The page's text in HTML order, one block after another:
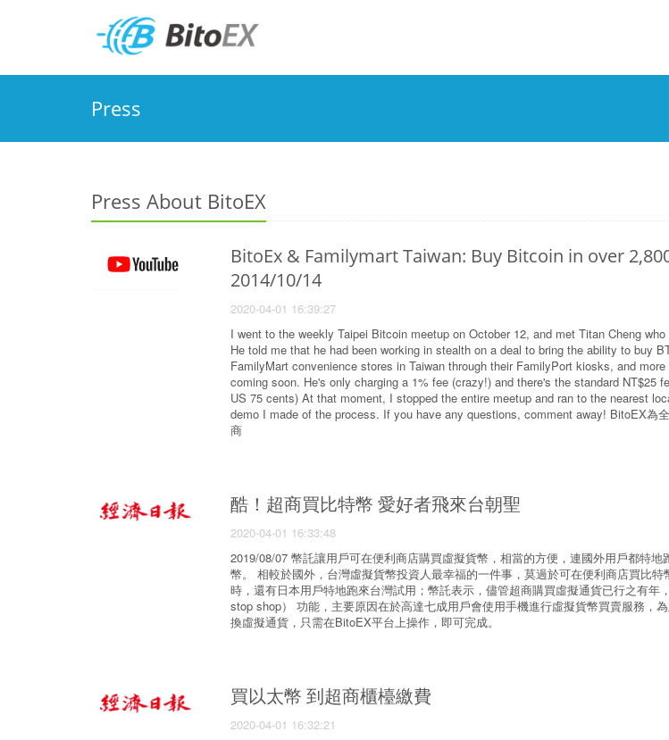
Press
Press About BitoEX
BitoEx & Familymart Taiwan: Buy Bitcoin in over
2014/10/14
2020-04-01 16:39:27
I went to the weekly Taipei Bitcoin meetup on October 12, and met Titan Cheng
He told me that he had been working in stealth on a deal to bring the ability to buy
FamilyMart convenience stores in Taiwan through their FamilyPort kiosks, and
coming soon. He's only charging a 1% fee (crazy!) and there's the standard NT$25
US 75 cents) At that moment, I stopped the entire meetup and ran to the nearest
demo I made of the process. If you have any questions, comment away! BitoEX為
商
酷！超商買比特幣 愛好者飛來台朝聖
2020-04-01 16:33:48
2019/08/07 幣託讓用戶可在便利商店購買虛擬貨幣，相當的方便，連國外用戶都特
幣。 相較於國外，台灣虛擬貨幣投資人最幸福的一件事，莫過於可在便利商店買比特
時，還有日本用戶特地跑來台灣試用；幣託表示，儘管超商購買虛擬通貨已行之有年
stop shop） 功能，主要原因在於高達七成用戶會使用手機進行虛擬貨幣買賣服務，
換虛擬通貨，只需在BitoEX平台上操作，即可完成。
買以太幣 到超商櫃檯繳費
2020-04-01 16:32:21